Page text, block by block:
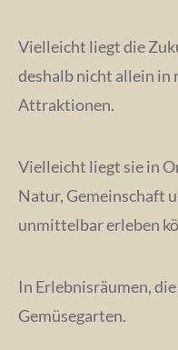
Vielleicht liegt die
deshalb nicht allein in
Attraktionen.
Vielleicht liegt sie in
Natur, Gemeinschaft
unmittelbar erleben
In Erlebnisräumen,
Gemüsegarten.